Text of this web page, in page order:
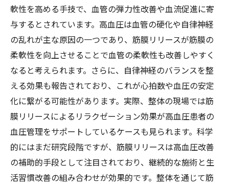
軟性を高める手技で、血管の弾力性改善や血流促進に寄
与するとされています。高血圧は血管の硬化や自律神経
の乱れが主な原因の一つであり、筋膜リリースが筋膜の
柔軟性を向上させることで血管の柔軟性も改善しやすく
なると考えられます。さらに、自律神経のバランスを整
える効果も報告されており、これが心拍数や血圧の安定
化に繋がる可能性があります。実際、整体の現場では筋
膜リリースによるリラクゼーション効果が高血圧患者の
血圧管理をサポートしているケースも見られます。科学
的にはまだ研究段階ですが、筋膜リリースは高血圧改善
の補助的手段として注目されており、継続的な施術と生
活習慣改善の組み合わせが効果的です。整体を通じて筋